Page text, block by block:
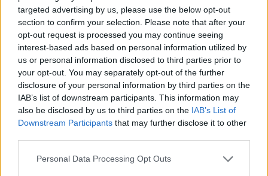
targeted advertising by us, please use the below opt-out
section to confirm your selection. Please note that after your
opt-out request is processed you may continue seeing
interest-based ads based on personal information utilized by
us or personal information disclosed to third parties prior to
your opt-out. You may separately opt-out of the further
disclosure of your personal information by third parties on the
IAB’s list of downstream participants. This information may
also be disclosed by us to third parties on the IAB’s List of
Downstream Participants that may further disclose it to other
Personal Data Processing Opt Outs
PLUS